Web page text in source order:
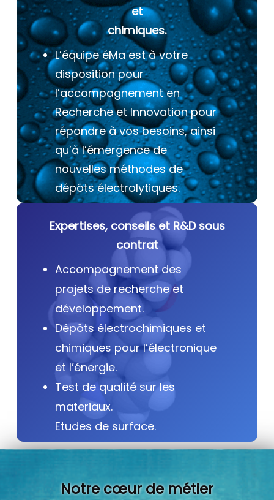
et
chimiques.
L’équipe éMa est à votre
disposition pour
l’accompagnement en
Recherche et Innovation pour
répondre à vos besoins, ainsi
qu’à l’émergence de
nouvelles méthodes de
dépôts électrolytiques.
Expertises, conseils et R&D sous
contrat
Accompagnement des
projets de recherche et
développement.
Dépôts électrochimiques et
chimiques pour l’électronique
et l’énergie.
Test de qualité sur les
materiaux.
Etudes de surface.
Notre cœur de métier